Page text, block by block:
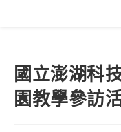
國立澎湖科
園教學參訪活